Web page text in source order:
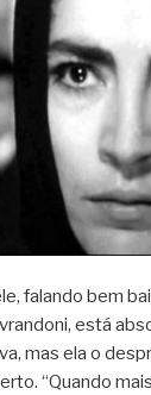
falando bem
está
mas ela o
“Quando